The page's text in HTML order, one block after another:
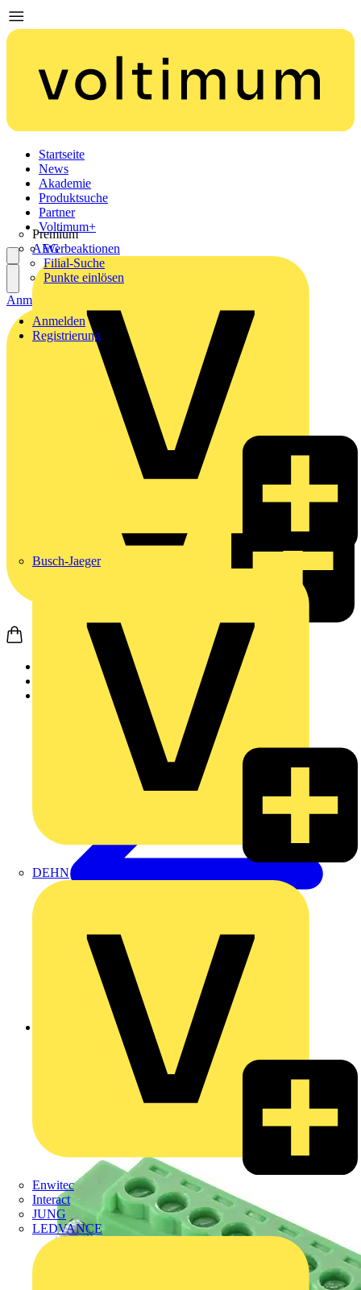
Startseite
News
Akademie
Produktsuche
Partner
Premium
AEG
Busch-Jaeger
DEHN
Enwitec
Interact
JUNG
LEDVANCE
Voltimum+
Werbeaktionen
Filial-Suche
Punkte einlösen
Anmelden
Registrierung
Anmelden
Zurück zu Produkte